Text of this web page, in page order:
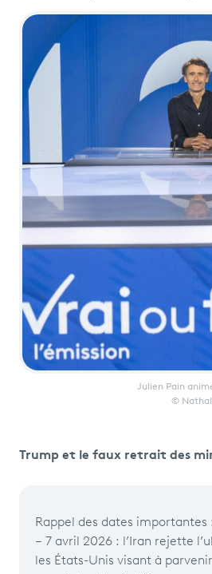
connexion
Avantages fidélité
Julien Pain
©
Trump et le faux retrait des
Rappel des dates importantes
– 7 avril 2026 : l’Iran rejette
les États-Unis visant à